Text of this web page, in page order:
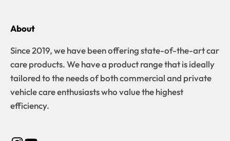
About
Since 2019, we have been offering state-of-the-art car
care products. We have a product range that is ideally
tailored to the needs of both commercial and private
vehicle care enthusiasts who value the highest
efficiency.